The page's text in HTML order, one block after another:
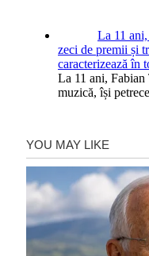
La 11
zeci de premii și
caracterizează în
La 11 ani, Fabian
muzică, își petrece